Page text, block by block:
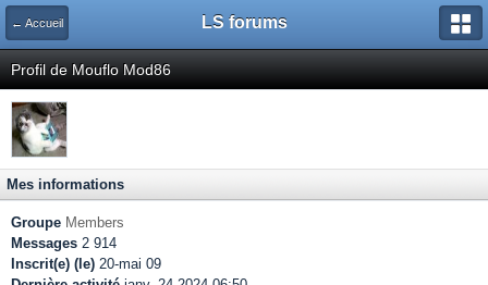
← Accueil LS forums
Profil de Mouflo Mod86
Mes informations
Groupe Members
Messages 2 914
Inscrit(e) (le) 20-mai 09